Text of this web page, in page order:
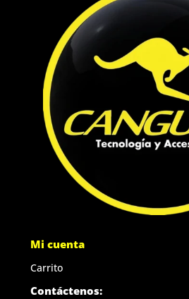
Mi cuenta
Carrito
Contáctenos: